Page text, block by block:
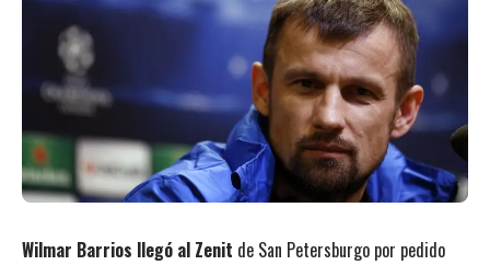
Wilmar Barrios llegó al Zenit de San Petersburgo por pedido